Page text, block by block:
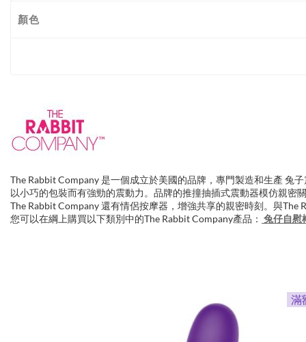
顏色
The Rabbit Company 是一個成立於美國的品牌，專門製造和生產 兔
以小巧的包裝而有強勁的震動力。品牌的推撞抽插式震動器模仿親
The Rabbit Company 還有情侶按摩器，增強共享的親密時刻。與
您可以在綱上購買以下類別中的The Rabbit Company產品： 兔仔自慰